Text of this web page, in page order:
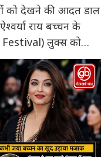
को देखने की आदत डाल
राय बच्चन के
Festival) लुक्स को
के बीच अब ‘पंगा क्वीन’
में उतर आई हैं। कंगना ने